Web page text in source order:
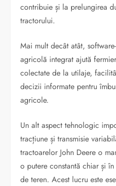
contribuie și la prelungirea
tractorului.
Mai mult decât atât,
agricolă integrat ajută
colectate de la utilaje,
decizii informate pentru
agricole.
Un alt aspect tehnologic
tracțiune și transmisie
tractoarelor John Deere o
o putere constantă chiar și
de teren. Acest lucru este